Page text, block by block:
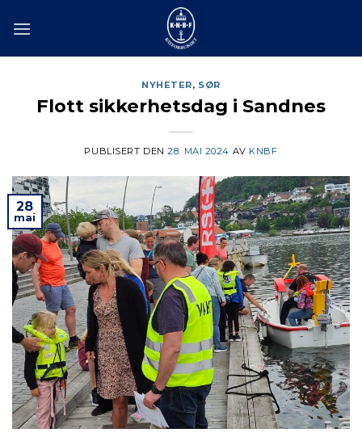
NYHETER, SØR
Flott sikkerhetsdag i Sandnes
PUBLISERT DEN28. MAI 2024 AV KNBF
28
mai